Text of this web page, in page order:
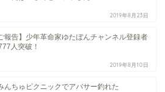
2019年8月23日
報告】少年革命家ゆたぼんチャンネル登録者
人突破！
2019年8月10日
んちゅピクニックでアバサー釣れた